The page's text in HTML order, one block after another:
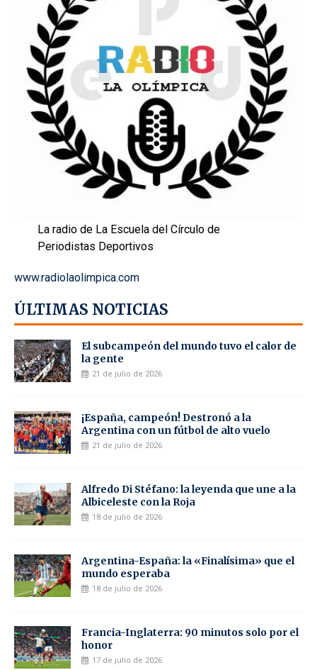
La radio de La Escuela del Círculo de
Periodistas Deportivos
www.radiolaolimpica.com
ÚLTIMAS NOTICIAS
El subcampeón del mundo tuvo el calor de
la gente
21 de julio de 2026
¡España, campeón! Destronó a la
Argentina con un fútbol de alto vuelo
21 de julio de 2026
Alfredo Di Stéfano: la leyenda que une a la
Albiceleste con la Roja
18 de julio de 2026
Argentina-España: la «Finalísima» que el
mundo esperaba
18 de julio de 2026
Francia-Inglaterra: 90 minutos solo por el
honor
17 de julio de 2026